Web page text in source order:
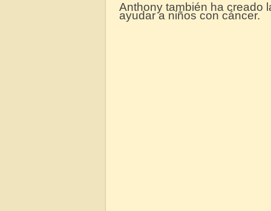
Anthony también ha creado
ayudar a niños con cáncer.